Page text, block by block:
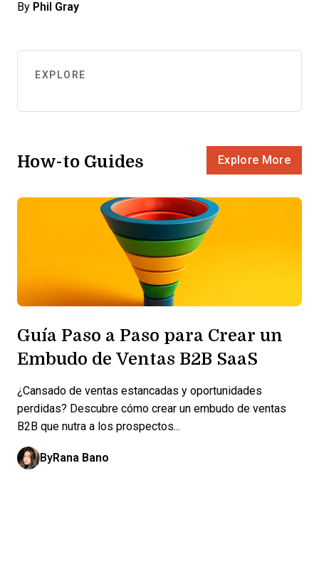
By Phil Gray
EXPLORE
How-to Guides Explore More
Guía Paso a Paso para Crear un
Embudo de Ventas B2B SaaS
¿Cansado de ventas estancadas y oportunidades
perdidas? Descubre cómo crear un embudo de ventas
B2B que nutra a los prospectos...
ByRana Bano